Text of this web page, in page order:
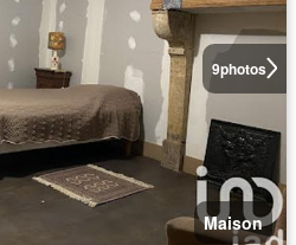
9photos
Maison